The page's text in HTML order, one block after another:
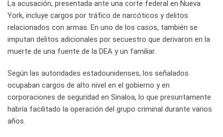
La acusación, presentada ante una corte federal en Nueva
York, incluye cargos por tráfico de narcóticos y delitos
relacionados con armas. En uno de los casos, también se
imputan delitos adicionales por secuestro que derivaron en la
muerte de una fuente de la DEA y un familiar.
Según las autoridades estadounidenses, los señalados
ocupaban cargos de alto nivel en el gobierno y en
corporaciones de seguridad en Sinaloa, lo que presuntamente
habría facilitado la operación del grupo criminal durante varios
años.